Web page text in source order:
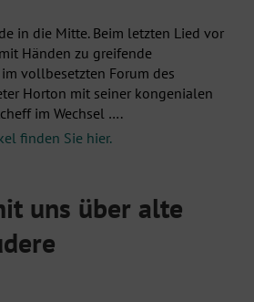
in die Mitte. Beim letzten Lied vor
Händen zu greifende
vollbesetzten Forum des
Horton mit seiner kongenialen
im Wechsel ….
finden Sie hier.
uns über alte